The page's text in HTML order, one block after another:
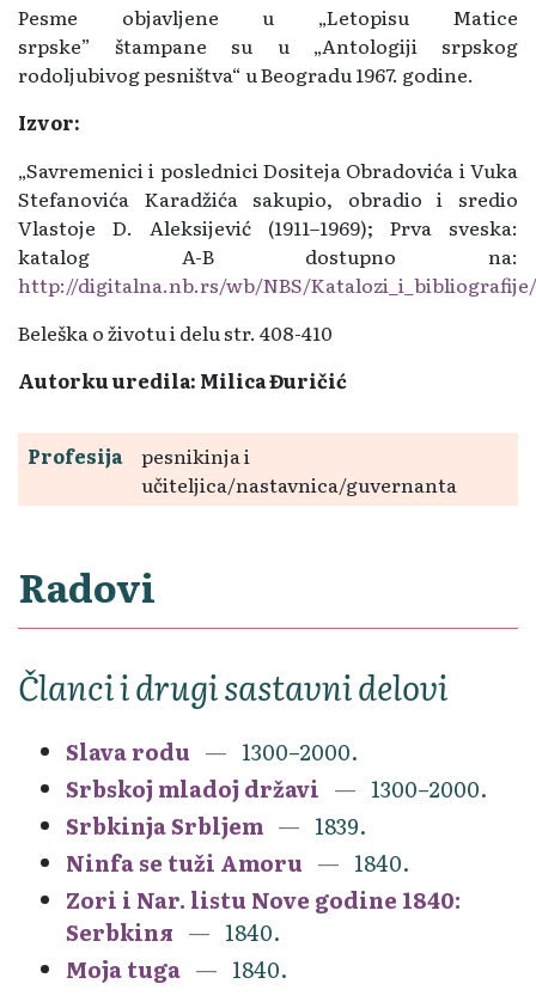
Pesme objavljene u „Letopisu Matice
srpske” štampane su u „Antologiji srpskog
rodoljubivog pesništva“ u Beogradu 1967. godine.
Izvor:
„Savremenici i poslednici Dositeja Obradovića i Vuka
Stefanovića Karadžića sakupio, obradio i sredio
Vlastoje D. Aleksijević (1911–1969); Prva sveska:
katalog A-B dostupno na:
http://digitalna.nb.rs/wb/NBS/Katalozi_i_bibliografije/
Beleška o životu i delu str. 408-410
Autorku uredila: Milica Đuričić
Profesija
pesnikinja i
učiteljica/nastavnica/guvernanta
Radovi
Članci i drugi sastavni delovi
Slava rodu
1300–2000.
Srbskoj mladoj državi
1300–2000.
Srbkinja Srbljem
1839.
Ninfa se tuži Amoru
1840.
Zori i Nar. listu Nove godine 1840:
Serbkinя
1840.
Moja tuga
1840.